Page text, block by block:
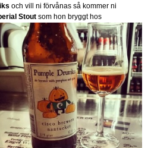
och vill ni förvånas så kommer ni
Stout som hon bryggt hos